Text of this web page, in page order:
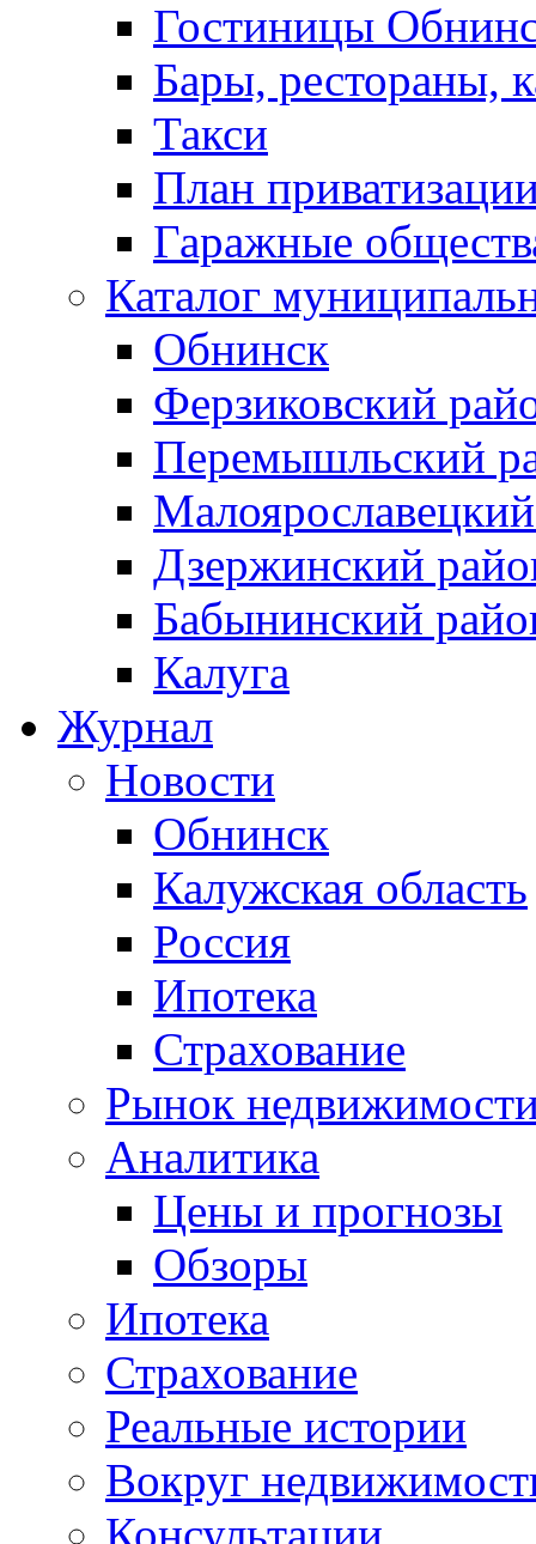
Гостиницы
Бары, рестораны,
Такси
План
Гаражные
Каталог
Обнинск
Ферзиковский
Перемышльский
Дзержинский
Бабынинский
Калуга
Журнал
Новости
Обнинск
Калужская область
Россия
Ипотека
Страхование
Рынок
Аналитика
Цены и прогнозы
Обзоры
Ипотека
Страхование
Реальные истории
Вокруг